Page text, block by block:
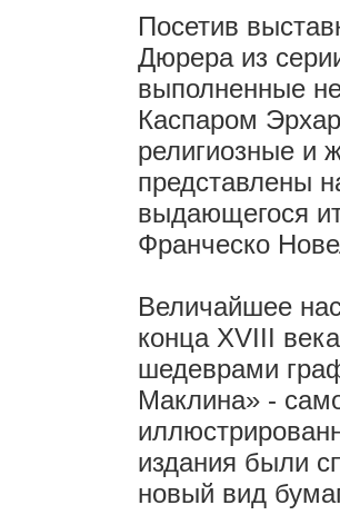
Посетив
Дюрера из
выполненные
Каспаром
религиозные и
представлены
выдающегося
Франческо
Величайшее
конца XVIII
шедеврами
Маклина» -
издания были
новый вид